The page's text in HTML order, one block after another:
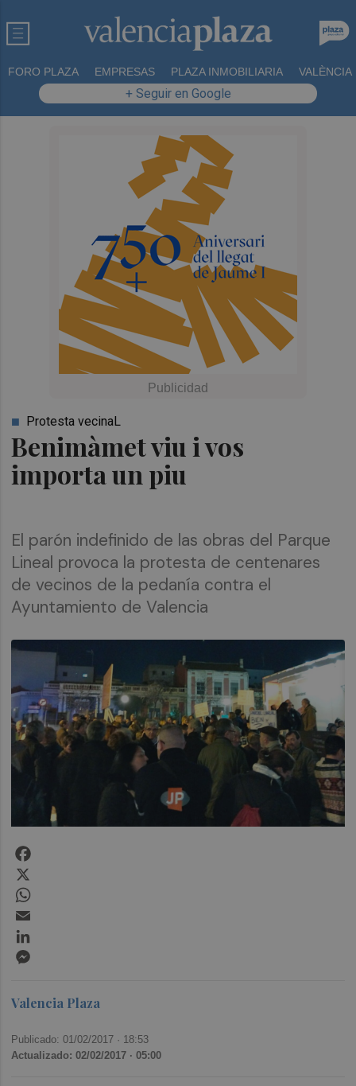
FORO PLAZA EMPRESAS PLAZA INMOBILIARIA VALÈNCIA
+ Seguir en Google
Benimàmet viu i vos
importa un piu
Protesta vecinaL
El parón indefinido de las obras del Parque
Lineal provoca la protesta de centenares
de vecinos de la pedanía contra el
Ayuntamiento de Valencia
Valencia Plaza
Publicado: 01/02/2017 · 18:53
Actualizado: 02/02/2017 · 05:00